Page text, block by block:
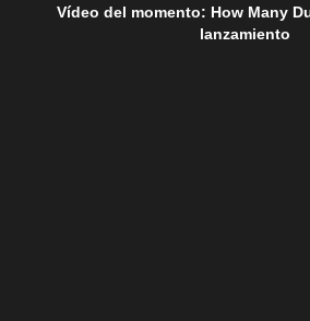
Vídeo del momento: How Many
lanzamiento